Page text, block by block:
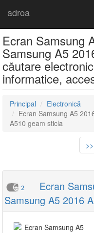
adroa
Ecran Samsung
Samsung A5
căutare
informatice,
Principal
Electronică
Ecran Samsung A5
A510 geam sticla
2
Ecran
Samsung A5 2016